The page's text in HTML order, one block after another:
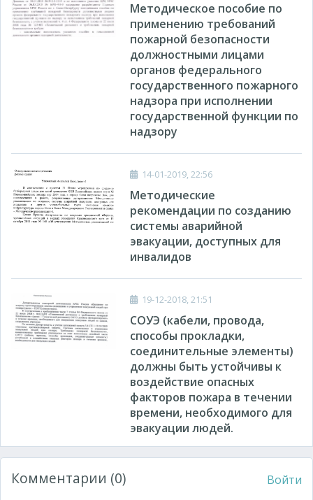
Методическое пособие по
применению требований
пожарной безопасности
должностными лицами
органов федерального
государственного пожарного
надзора при исполнении
государственной функции по
надзору
14-01-2019, 22:56
Методические
рекомендации по созданию
системы аварийной
эвакуации, доступных для
инвалидов
19-12-2018, 21:51
СОУЭ (кабели, провода,
способы прокладки,
соединительные элементы)
должны быть устойчивы к
воздействие опасных
факторов пожара в течении
времени, необходимого для
эвакуации людей.
Комментарии (0) Войти